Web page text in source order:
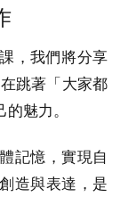
，我們將分享
跳著「大家都
魅力。
記憶，實現自
造與表達 ，是